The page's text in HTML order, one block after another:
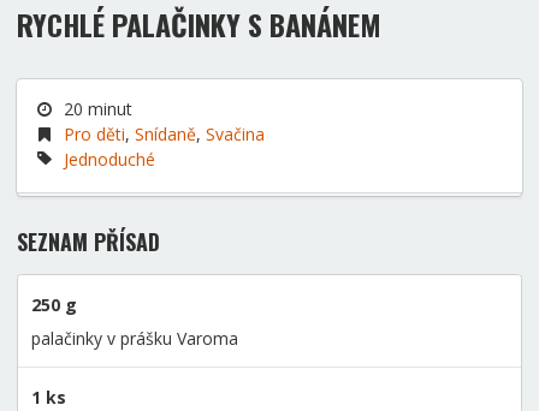
RYCHLÉ PALAČINKY S BANÁNEM
20 minut
Pro děti, Snídaně, Svačina
Jednoduché
SEZNAM PŘÍSAD
250 g
palačinky v prášku Varoma
1 ks